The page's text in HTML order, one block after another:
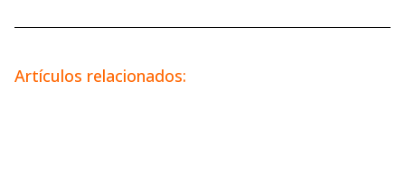
Artículos relacionados: